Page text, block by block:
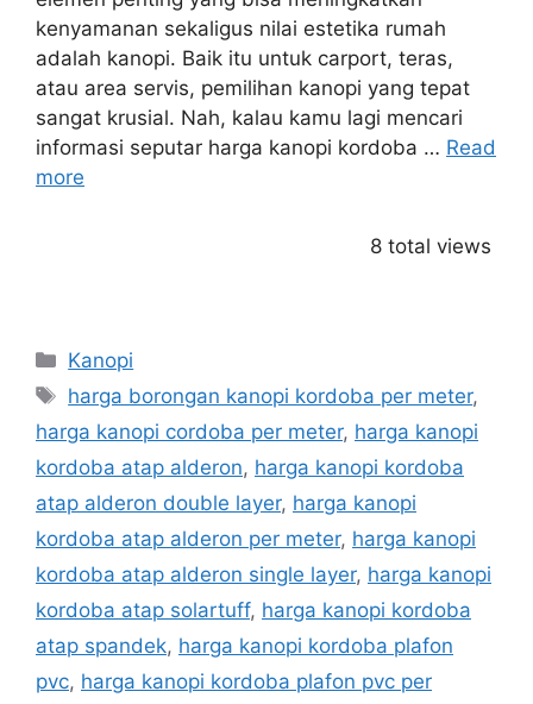
kenyamanan sekaligus nilai estetika rumah
adalah kanopi. Baik itu untuk carport, teras,
atau area servis, pemilihan kanopi yang tepat
sangat krusial. Nah, kalau kamu lagi mencari
informasi seputar harga kanopi kordoba … Read
more
8 total views
Categories
Kanopi
Tags
harga borongan kanopi kordoba per meter,
harga kanopi cordoba per meter, harga kanopi
kordoba atap alderon, harga kanopi kordoba
atap alderon double layer, harga kanopi
kordoba atap alderon per meter, harga kanopi
kordoba atap alderon single layer, harga kanopi
kordoba atap solartuff, harga kanopi kordoba
atap spandek, harga kanopi kordoba plafon
pvc, harga kanopi kordoba plafon pvc per